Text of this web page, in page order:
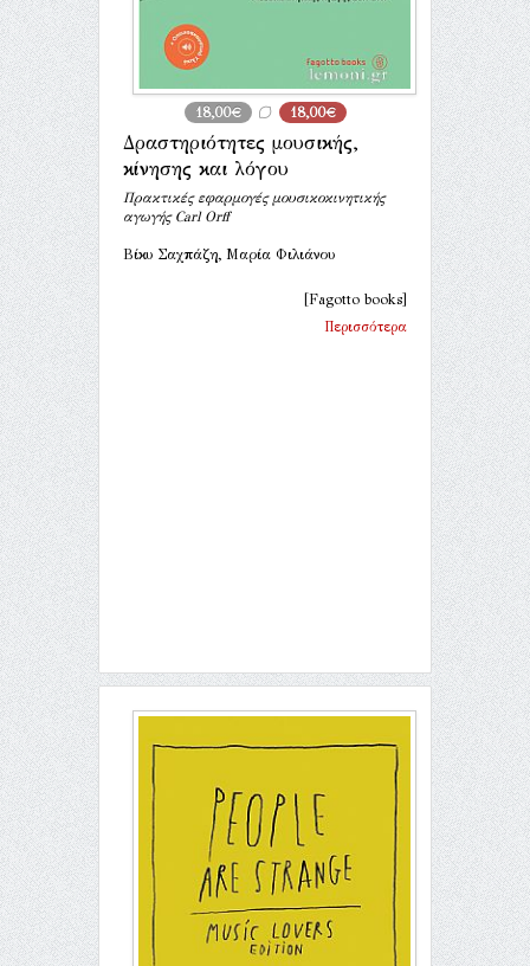
18,00€ 18,00€
Δραστηριότητες μουσικής,
κίνησης και λόγου
Πρακτικές εφαρμογές μουσικοκινητικής
αγωγής Carl Orff
Βίκυ Σαχπάζη, Μαρία Φιλιάνου
[Fagotto books]
Περισσότερα